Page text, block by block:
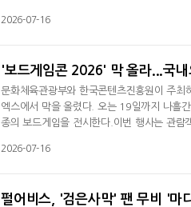
포리어스, 이상 낙원 등 게임의 주요 무대를
2026-07-16
'보드게임콘 2026' 막 올라...국
문화체육관광부와 한국콘텐츠진흥원이 주
엑스에서 막을 올렸다. 오는 19일까지 나흘
종의 보드게임을 전시한다.이번 행사는 관
가존에서는 27개 개인 보드게임 개발자 또
2026-07-16
펄어비스, '검은사막' 팬 무비 '마